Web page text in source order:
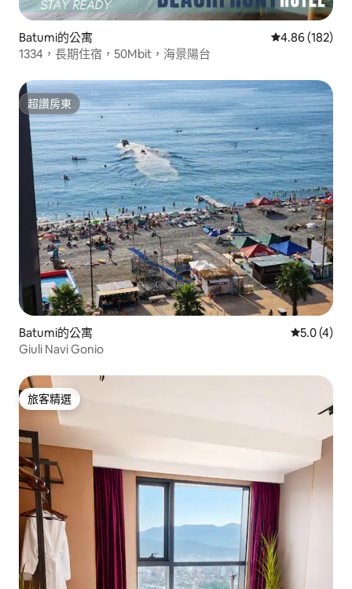
Batumi的公寓 從 182 則評價
4.86 (182)
1334，長期住宿，50Mbit，海景陽台
超讚房東
超讚房東
Batumi的公寓 從 4 則評
5.0 (4)
Giuli Navi Gonio
旅客精選
旅客精選